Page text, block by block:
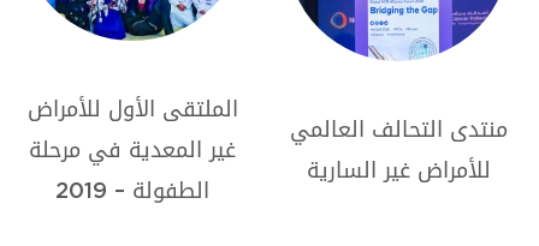
الملتقى الأول للأمراض
غير المعدية في مرحلة
الطفولة – 2019
برنامج Sharjah
Portage للأطفال
المصابين بالسرطان في
البلدان النامية